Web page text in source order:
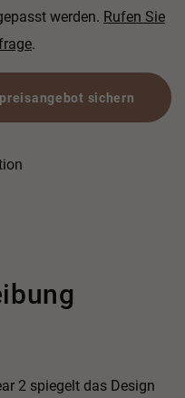
werden. Rufen Sie
.
sichern
2 spiegelt das Design